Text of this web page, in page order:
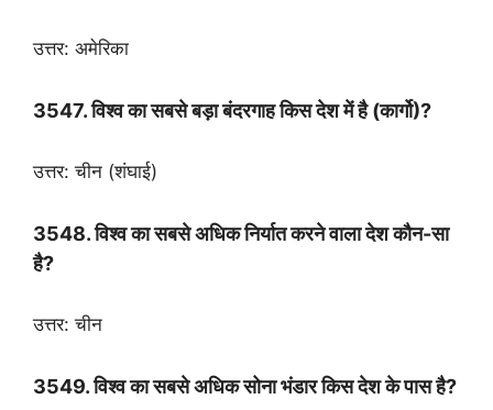
उत्तर: अमेरिका
3547. विश्व का सबसे बड़ा बंदरगाह किस देश में है (कार्गो)?
उत्तर: चीन (शंघाई)
3548. विश्व का सबसे अधिक निर्यात करने वाला देश कौन-सा
है?
उत्तर: चीन
3549. विश्व का सबसे अधिक सोना भंडार किस देश के पास है?